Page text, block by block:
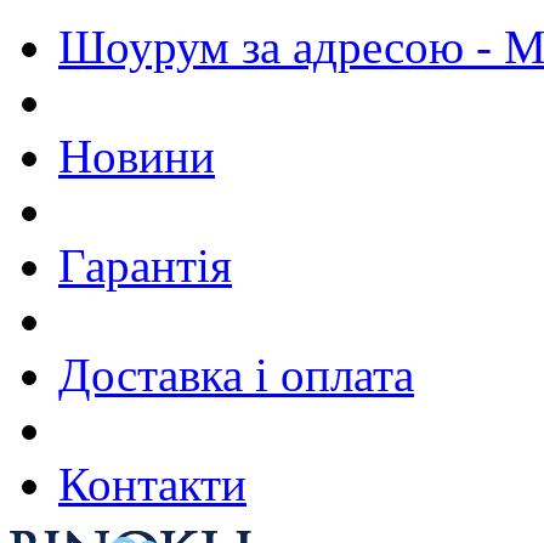
Шоурум за адресою - М.
Новини
Гарантія
Доставка і оплата
Контакти